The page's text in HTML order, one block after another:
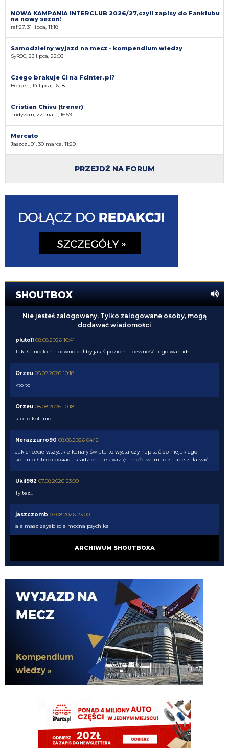
NOWA KAMPANIA INTERCLUB 2026/27,czyli zapisy do Fanklubu
na nowy sezon!
rafi27, 31 lipca, 11:18
Samodzielny wyjazd na mecz - kompendium wiedzy
SyR90, 23 lipca, 22:03
Czego brakuje Ci na FcInter.pl?
Borgen, 14 lipca, 16:18
Cristian Chivu (trener)
andyvdm, 22 maja, 16:59
Mercato
Jaszczu91, 30 marca, 11:29
PRZEJDŹ NA FORUM
SHOUTBOX
Nie jesteś zalogowany. Tylko zalogowane osoby, mogą
dodawać wiadomości
pluto11 08.08.2026 10:41
Taki Cancelo na pewno dał by jakiś poziom i pewność tego wahadła
Orzeu 08.08.2026 10:18
kto to
Orzeu 08.08.2026 10:18
kto to kotanio
Nerazzurro90 08.08.2026 04:12
Jak chcecie wszystkie kanały świata to wystarczy napisać do niejakiego
kotanio. Chłop posiada kradziona telewizję i może wam to za free załatwić.
Uki1982 07.08.2026 23:09
Ty tez...
jaszczomb 07.08.2026 23:00
ale masz zayebiscie mocna psychike
07.08.2026 22:45
G3nesis 07.08.2026 20:47
Bierzmy go, nic lepszego nie znajdziemy
G3nesis 07.08.2026 20:47
Nie chcą go ponownie wypożyczyć, tylko sprzedaż definitywna wchodzi w
G3nesis 07.08.2026 20:47
Cancelo wrócił do Al Hilal
Botmon publicznie czci zmarlego bandyte piscitelliego brak slow obraz
nedzy i rozpaczy
07.08.2026 19:15
Jak tam Adriano, co słychać
ARCHIWUM SHOUTBOXA